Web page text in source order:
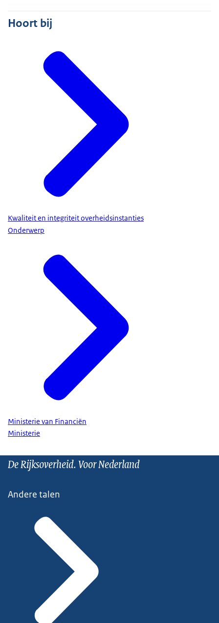
Hoort bij
Kwaliteit en integriteit overheidsinstanties
Onderwerp
Ministerie van Financiën
Ministerie
De Rijksoverheid. Voor Nederland
Andere talen